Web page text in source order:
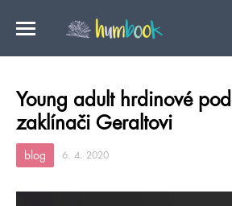
Young adult hrdinové
zaklínači Geraltovi
blog 6. 4. 2020